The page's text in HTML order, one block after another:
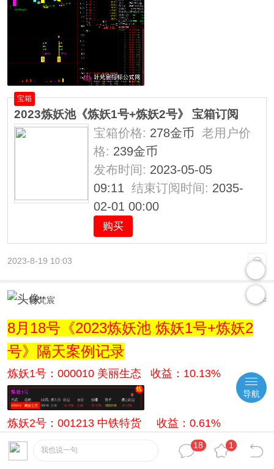
宝箱
2023炼妖池《炼妖1号+炼妖2号》 宝箱订阅
宝箱价格: 278金币 老用户价
格: 239金币
发布时间: 2023-05-05
09:11 结束订阅时间: 2035-
02-01 00:00
购买
2023-8-19 10:03
8#
叶梵宸
8月18号《2023炼妖池 炼妖1号+炼妖2
号》隔天案例记录
炼妖1号：000010 美丽生态 收益：10.13%
炼妖2号： 001213 中铁特货 收益：0.61%
我也说一句
18 1
导航